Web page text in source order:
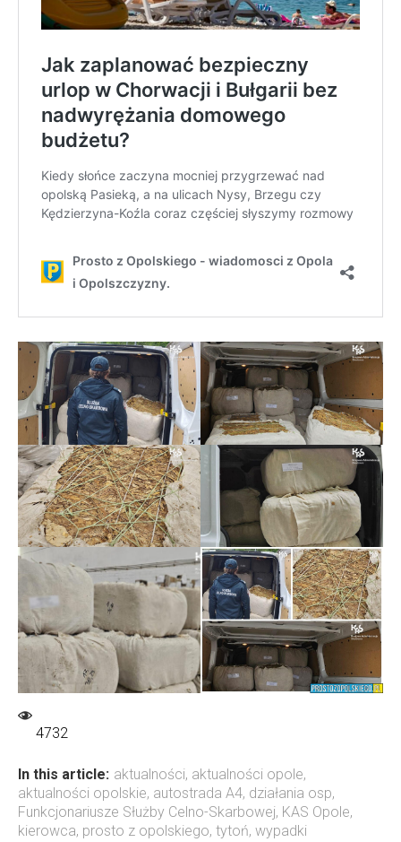
4732
In this article: aktualności, aktualności opole,
aktualności opolskie, autostrada A4, działania osp,
Funkcjonariusze Służby Celno-Skarbowej, KAS Opole,
kierowca, prosto z opolskiego, tytoń, wypadki